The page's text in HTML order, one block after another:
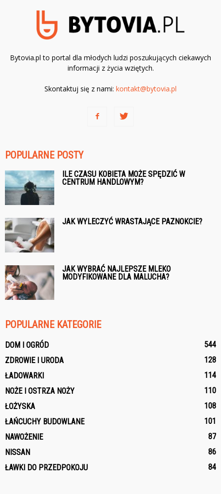
Bytovia.pl to portal dla młodych ludzi poszukujących ciekawych
informacji z życia wziętych.
Skontaktuj się z nami: kontakt@bytovia.pl
POPULARNE POSTY
ILE CZASU KOBIETA MOŻE SPĘDZIĆ W
CENTRUM HANDLOWYM?
JAK WYLECZYĆ WRASTAJĄCE PAZNOKCIE?
JAK WYBRAĆ NAJLEPSZE MLEKO
MODYFIKOWANE DLA MALUCHA?
POPULARNE KATEGORIE
DOM I OGRÓD
544
ZDROWIE I URODA
128
ŁADOWARKI
114
NOŻE I OSTRZA NOŻY
110
ŁOŻYSKA
108
ŁAŃCUCHY BUDOWLANE
101
NAWOŻENIE
87
NISSAN
86
ŁAWKI DO PRZEDPOKOJU
84